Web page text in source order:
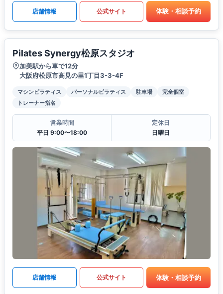
店舗情報 公式サイト 体験・相談予約
Pilates Synergy松原スタジオ
加美駅から車で12分
大阪府松原市高見の里1丁目3-3-4F
マシンピラティス パーソナルピラティス 駐車場
完全個室
トレーナー指名
営業時間
平日 9:00〜18:00
定休日
日曜日
店舗情報 公式サイト 体験・相談予約